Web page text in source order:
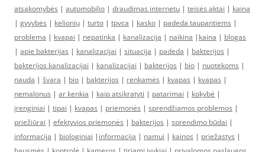
atsakomybės | automobilio | draudimas internetu | teisės aktai | kaina
| gyvybės | kelionių | turto | tpvca | kasko | padeda taupantiems |
problema | kvapai | nepatinka | kanalizacija | naikina | kaina | blogas
| apie bakterijas | kanalizacijai | situacija | padeda | bakterijos |
bakterijos kanalizacijai | kanalizacijai | bakterijos | bio | nuotekoms |
nauda | švara | bio | bakterijos | renkamės | kvapas | kvapas |
nemalonus | ar kenkia | kaip atsikratyti | patarimai | kokybė |
įrenginiai | tipai | kvapas | priemonės | sprendžiamos problemos |
priežiūrai | efektyvios priemonės | bakterijos | sprendimo būdai |
informacija | biologiniai | informacija | namui | kainos | priežastys |